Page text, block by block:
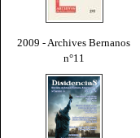
2009 - Archives Bernanos
n°11